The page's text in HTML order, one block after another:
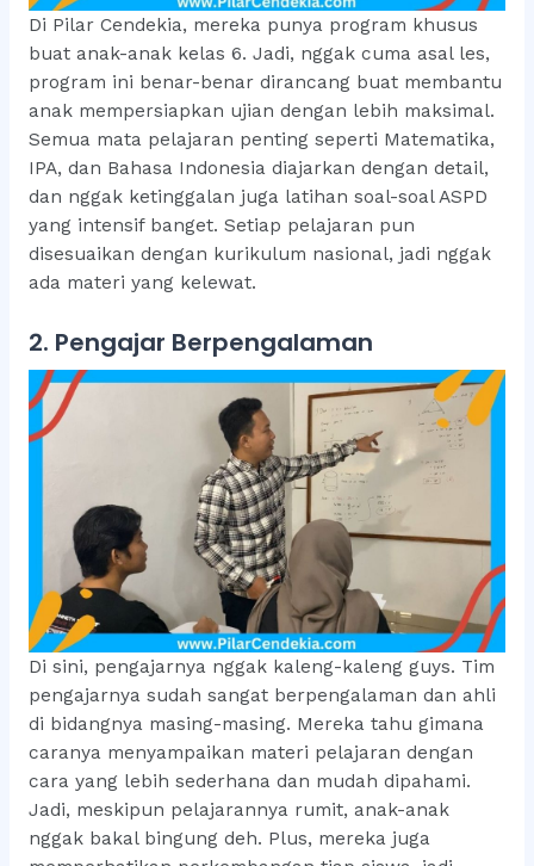
Di Pilar Cendekia, mereka punya program khusus
buat anak-anak kelas 6. Jadi, nggak cuma asal les,
program ini benar-benar dirancang buat membantu
anak mempersiapkan ujian dengan lebih maksimal.
Semua mata pelajaran penting seperti Matematika,
IPA, dan Bahasa Indonesia diajarkan dengan detail,
dan nggak ketinggalan juga latihan soal-soal ASPD
yang intensif banget. Setiap pelajaran pun
disesuaikan dengan kurikulum nasional, jadi nggak
ada materi yang kelewat.
2. Pengajar Berpengalaman
Di sini, pengajarnya nggak kaleng-kaleng guys. Tim
pengajarnya sudah sangat berpengalaman dan ahli
di bidangnya masing-masing. Mereka tahu gimana
caranya menyampaikan materi pelajaran dengan
cara yang lebih sederhana dan mudah dipahami.
Jadi, meskipun pelajarannya rumit, anak-anak
nggak bakal bingung deh. Plus, mereka juga